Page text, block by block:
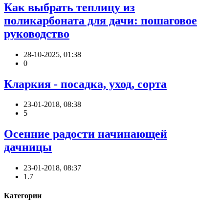
Как выбрать теплицу из
поликарбоната для дачи: пошаговое
руководство
28-10-2025, 01:38
0
Кларкия - посадка, уход, сорта
23-01-2018, 08:38
5
Осенние радости начинающей
дачницы
23-01-2018, 08:37
1.7
Категории